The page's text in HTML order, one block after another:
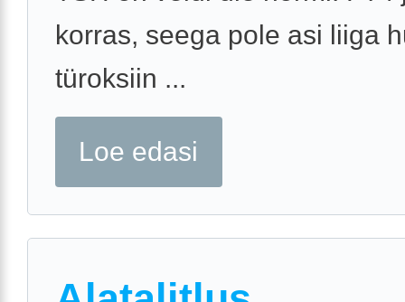
korras, seega pole asi liiga
türoksiin ...
Loe edasi